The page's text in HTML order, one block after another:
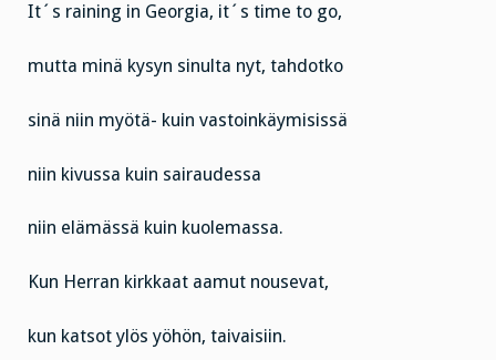
It´s raining in Georgia, it´s time to go,
mutta minä kysyn sinulta nyt, tahdotko
sinä niin myötä- kuin vastoinkäymisissä
niin kivussa kuin sairaudessa
niin elämässä kuin kuolemassa.
Kun Herran kirkkaat aamut nousevat,
kun katsot ylös yöhön, taivaisiin.